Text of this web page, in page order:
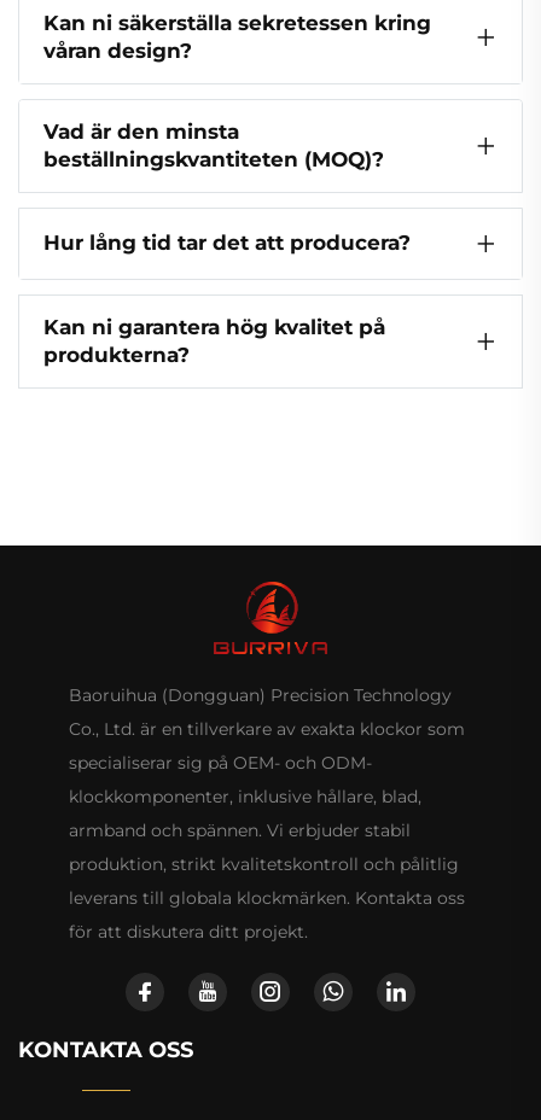
Kan ni säkerställa sekretessen kring
våran design?
Vad är den minsta
beställningskvantiteten (MOQ)?
Hur lång tid tar det att producera?
Kan ni garantera hög kvalitet på
produkterna?
Baoruihua (Dongguan) Precision Technology
Co., Ltd. är en tillverkare av exakta klockor som
specialiserar sig på OEM- och ODM-
klockkomponenter, inklusive hållare, blad,
armband och spännen. Vi erbjuder stabil
produktion, strikt kvalitetskontroll och pålitlig
leverans till globala klockmärken. Kontakta oss
för att diskutera ditt projekt.
KONTAKTA OSS